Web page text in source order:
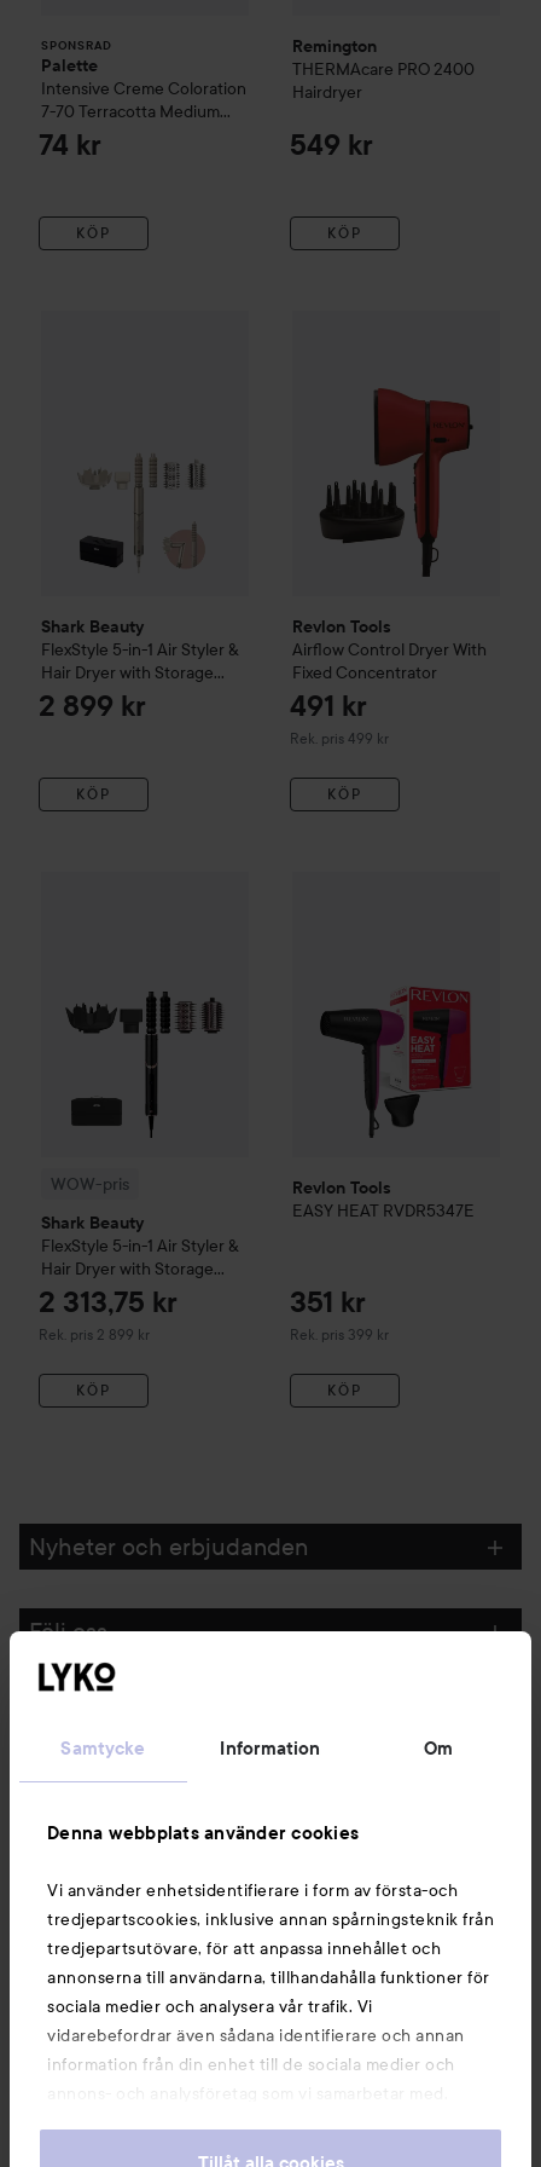
Samtycke Information Om
Denna webbplats använder cookies
Vi använder enhetsidentifierare i form av första-och
tredjepartscookies, inklusive annan spårningsteknik från
tredjepartsutövare, för att anpassa innehållet och
annonserna till användarna, tillhandahålla funktioner för
sociala medier och analysera vår trafik. Vi
vidarebefordrar även sådana identifierare och annan
information från din enhet till de sociala medier och
annons- och analysföretag som vi samarbetar med.
information som du har tillhandahållit eller som de har
SPONSRAD
Palette
Intensive Creme Coloration
7-70 Terracotta Medium
Blonde
74 kr
KÖP
Remington
THERMAcare PRO 2400
Hairdryer
549 kr
KÖP
Shark Beauty
FlexStyle 5-in-1 Air Styler &
Hair Dryer with Storage
Case - Stone HD446SLEU
2 899 kr
KÖP
Revlon Tools
Airflow Control Dryer With
Fixed Concentrator
491 kr
Rek. pris 499 kr
Rekommenderat pris 499 kr
KÖP
WOW-pris
Shark Beauty
FlexStyle 5-in-1 Air Styler &
Hair Dryer with Storage
Case - Black HD446EU
2 313,75 kr
Rek. pris 2 899 kr
Rekommenderat pris 2 899 kr
KÖP
Revlon Tools
EASY HEAT RVDR5347E
351 kr
Rek. pris 399 kr
Rekommenderat pris 399 kr
KÖP
Nyheter och erbjudanden
Följ oss
Du kanske också gillar